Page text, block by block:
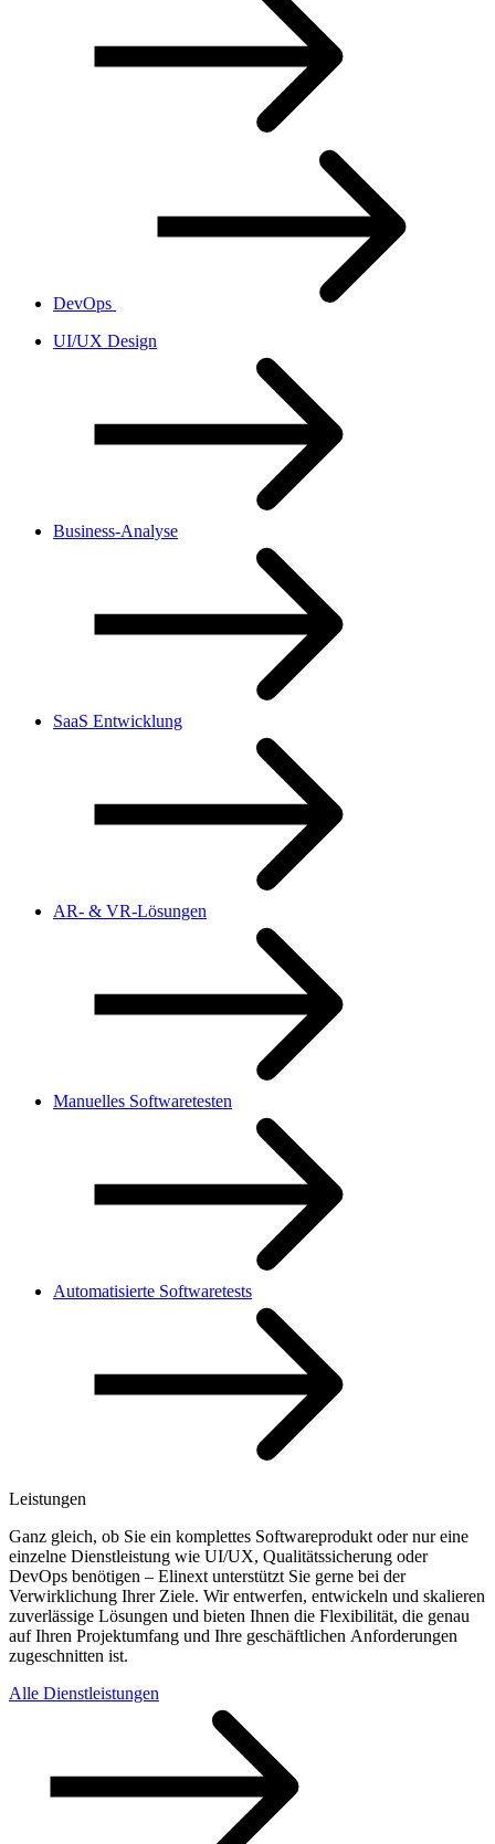
DevOps
UI/UX Design
Business-Analyse
SaaS Entwicklung
AR- & VR-Lösungen
Manuelles Softwaretesten
Automatisierte Softwaretests
Leistungen
Ganz gleich, ob Sie ein komplettes Softwareprodukt oder nur eine
einzelne Dienstleistung wie UI/UX, Qualitätssicherung oder
DevOps benötigen – Elinext unterstützt Sie gerne bei der
Verwirklichung Ihrer Ziele. Wir entwerfen, entwickeln und skalieren
zuverlässige Lösungen und bieten Ihnen die Flexibilität, die genau
auf Ihren Projektumfang und Ihre geschäftlichen Anforderungen
zugeschnitten ist.
Alle Dienstleistungen